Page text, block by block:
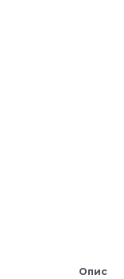
Опис